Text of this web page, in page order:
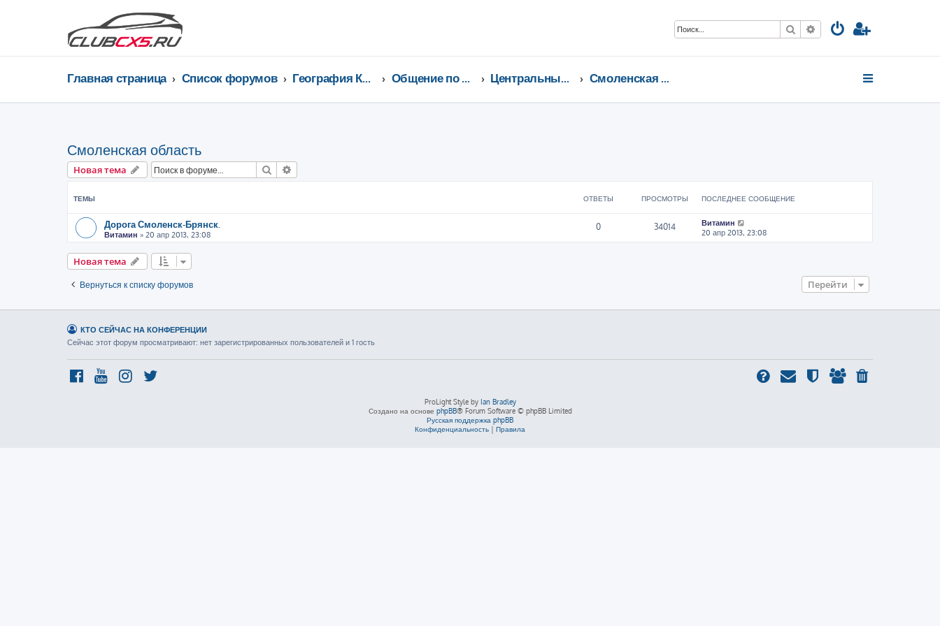
Поиск Расширенный поиск
Главная страница Список форумов География Клуба CX-5 CLUB Общение по регионам Центральный федеральный округ Смоленская область
Смоленская область
Новая тема Поиск
ТЕМЫ ОТВЕТЫ ПРОСМОТРЫ ПОСЛЕДНЕЕ СООБЩЕНИЕ
Дорога Смоленск-Брянск.
Витамин » 20 апр 2013, 23:08
0 34014
Витамин
20 апр 2013, 23:08
Новая тема
Вернуться к списку форумов Перейти
КТО СЕЙЧАС НА КОНФЕРЕНЦИИ
Сейчас этот форум просматривают: нет зарегистрированных пользователей и 1 гость
ProLight Style by Ian Bradley
Создано на основе phpBB® Forum Software © phpBB Limited
Русская поддержка phpBB
Конфиденциальность | Правила